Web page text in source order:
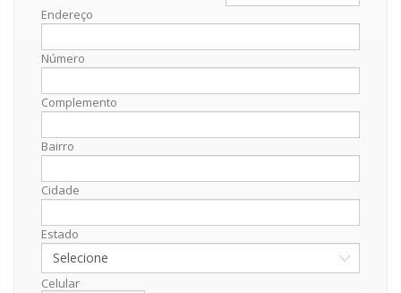
Endereço
Número
Complemento
Bairro
Cidade
Estado
Celular